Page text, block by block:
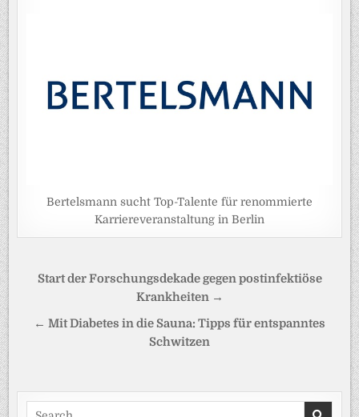
Bertelsmann sucht Top-Talente für renommierte
Karriereveranstaltung in Berlin
Beitragsnavigation
Start der Forschungsdekade gegen postinfektiöse
Krankheiten →
← Mit Diabetes in die Sauna: Tipps für entspanntes
Schwitzen
Search